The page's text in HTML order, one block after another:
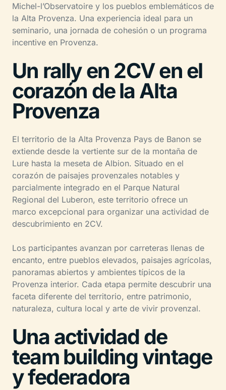
Michel-l’Observatoire y los pueblos emblemáticos de
la Alta Provenza. Una experiencia ideal para un
seminario, una jornada de cohesión o un programa
incentive en Provenza.
Un rally en 2CV en el
corazón de la Alta
Provenza
El territorio de la Alta Provenza Pays de Banon se
extiende desde la vertiente sur de la montaña de
Lure hasta la meseta de Albion. Situado en el
corazón de paisajes provenzales notables y
parcialmente integrado en el Parque Natural
Regional del Luberon, este territorio ofrece un
marco excepcional para organizar una actividad de
descubrimiento en 2CV.
Los participantes avanzan por carreteras llenas de
encanto, entre pueblos elevados, paisajes agrícolas,
panoramas abiertos y ambientes típicos de la
Provenza interior. Cada etapa permite descubrir una
faceta diferente del territorio, entre patrimonio,
naturaleza, cultura local y arte de vivir provenzal.
Una actividad de
team building vintage
y federadora